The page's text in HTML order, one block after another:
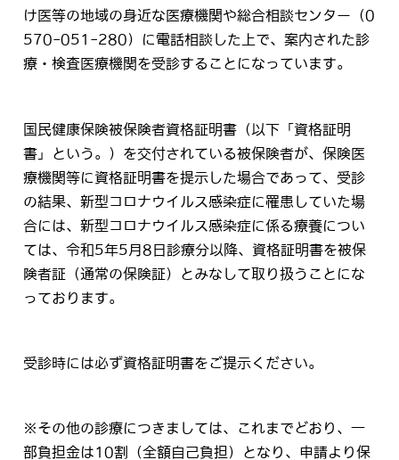
け医等の地域の身近な医療機関や総合相談センター（0
570-051-280）に電話相談した上で、案内された診
療・検査医療機関を受診することになっています。
国民健康保険被保険者資格証明書（以下「資格証明
書」という。）を交付されている被保険者が、保険医
療機関等に資格証明書を提示した場合であって、受診
の結果、新型コロナウイルス感染症に罹患していた場
合には、新型コロナウイルス感染症に係る療養につい
ては、令和5年5月8日診療分以降、資格証明書を被保
険者証（通常の保険証）とみなして取り扱うことにな
っております。
受診時には必ず資格証明書をご提示ください。
※その他の診療につきましては、これまでどおり、一
部負担金は10割（全額自己負担）となり、申請より保